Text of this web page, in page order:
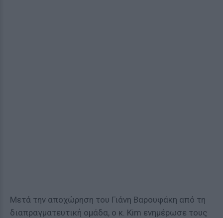
Μετά την αποχώρηση του Γιάνη Βαρουφάκη από τη
διαπραγματευτική ομάδα, ο κ. Kim ενημέρωσε τους